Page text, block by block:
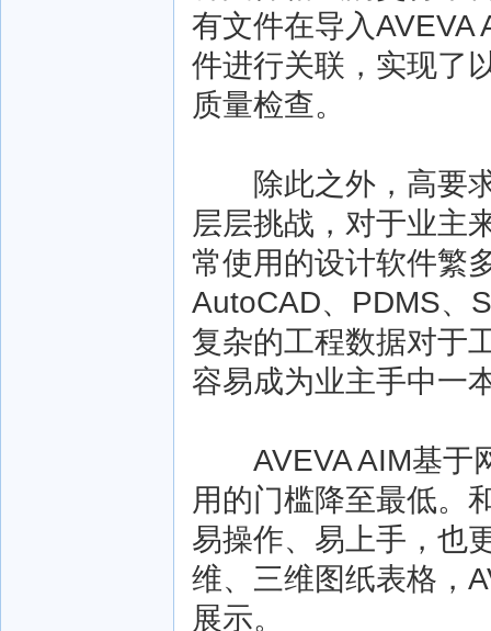
有文件在导入AVEVA
件进行关联，实现了
质量检查。
除此之外，高要求
层层挑战，对于业主
常使用的设计软件繁
AutoCAD、PDMS、
复杂的工程数据对于
容易成为业主手中一
AVEVA AIM基于
用的门槛降至最低。
易操作、易上手，也
维、三维图纸表格，
展示。